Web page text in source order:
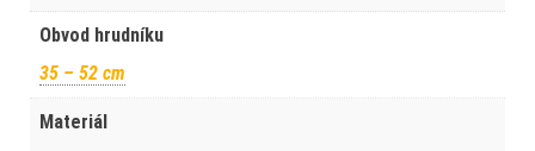
Obvod hrudníku
35 – 52 cm
Materiál